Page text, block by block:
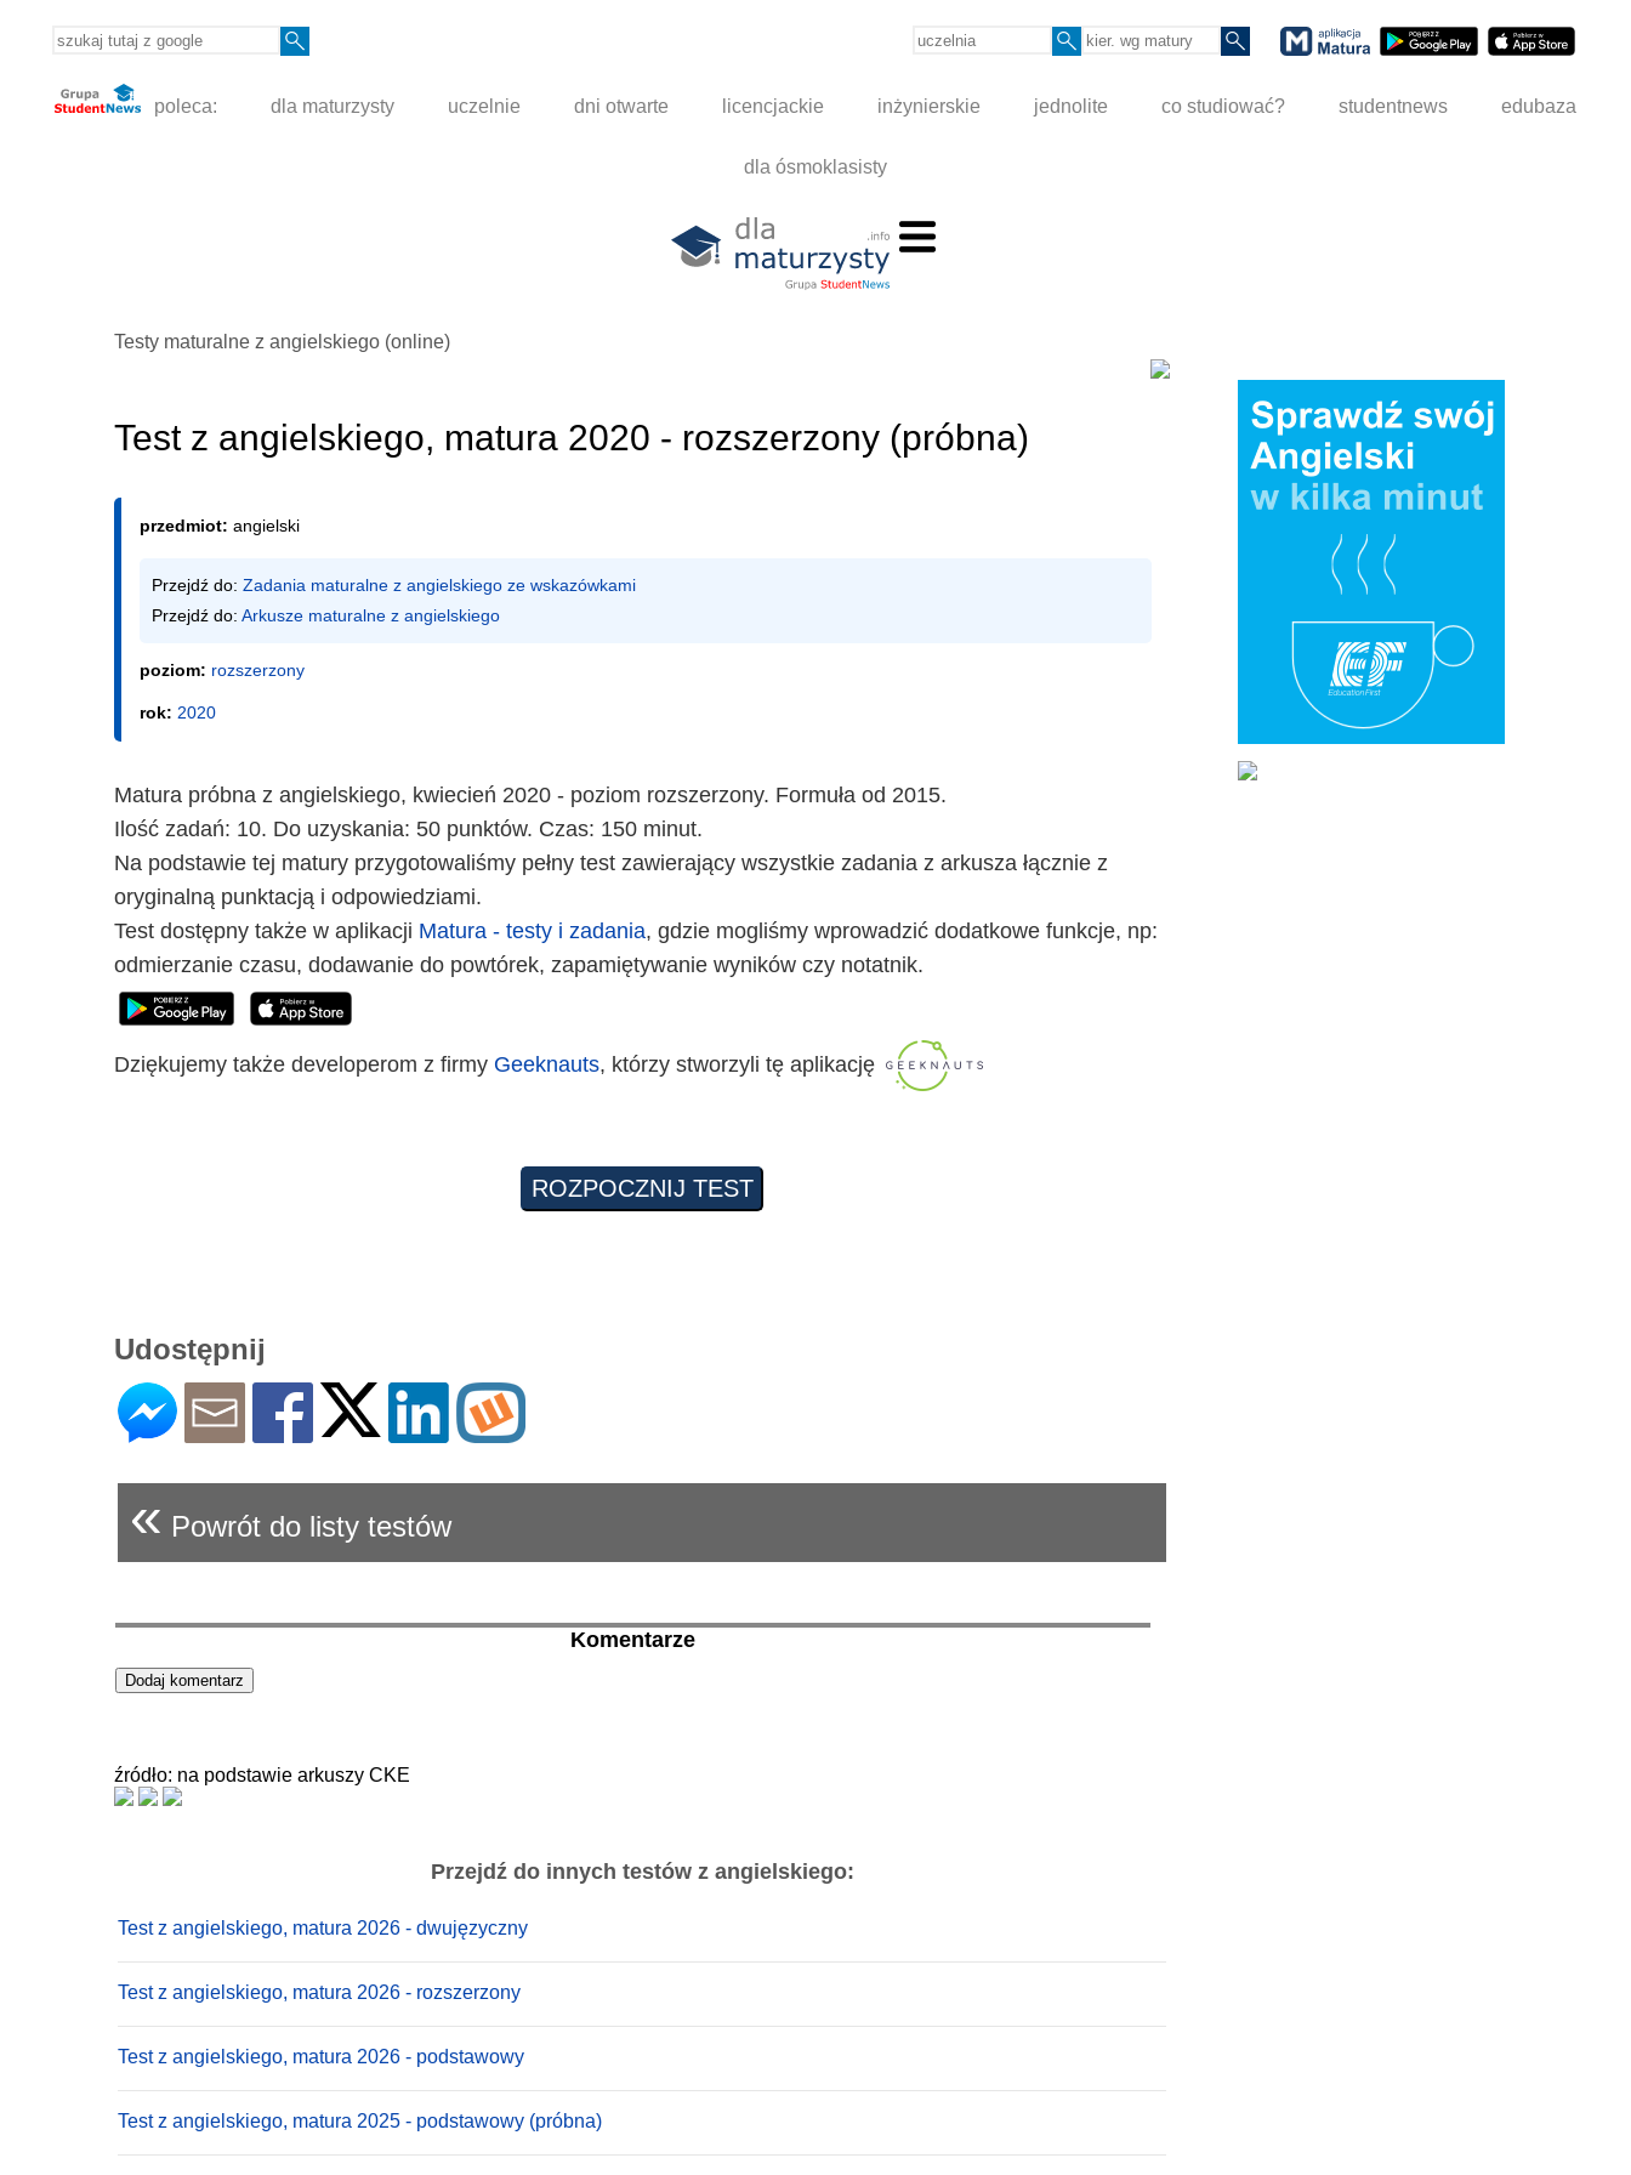
poleca: dla maturzysty uczelnie dni otwarte licencjackie inżynierskie jednolite co studiować? studentnews edubaza
dla ósmoklasisty
Testy maturalne z angielskiego (online)
Test z angielskiego, matura 2020 - rozszerzony (próbna)
przedmiot: angielski
Przejdź do: Zadania maturalne z angielskiego ze wskazówkami
Przejdź do: Arkusze maturalne z angielskiego
poziom: rozszerzony
rok: 2020
Matura próbna z angielskiego, kwiecień 2020 - poziom rozszerzony. Formuła od 2015.
Ilość zadań: 10. Do uzyskania: 50 punktów. Czas: 150 minut.
Na podstawie tej matury przygotowaliśmy pełny test zawierający wszystkie zadania z arkusza łącznie z
oryginalną punktacją i odpowiedziami.
Test dostępny także w aplikacji Matura - testy i zadania, gdzie mogliśmy wprowadzić dodatkowe funkcje, np:
odmierzanie czasu, dodawanie do powtórek, zapamiętywanie wyników czy notatnik.
Dziękujemy także developerom z firmy Geeknauts, którzy stworzyli tę aplikację
Udostępnij
« Powrót do listy testów
Komentarze
źródło: na podstawie arkuszy CKE
Przejdź do innych testów z angielskiego:
Test z angielskiego, matura 2026 - dwujęzyczny
Test z angielskiego, matura 2026 - rozszerzony
Test z angielskiego, matura 2026 - podstawowy
Test z angielskiego, matura 2025 - podstawowy (próbna)